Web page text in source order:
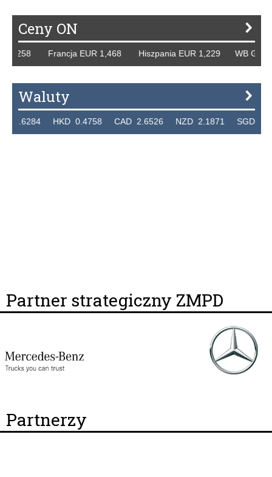
Ceny ON
Francja EUR 1,468 Hiszpania EUR 1,229 WB GBP
Waluty
HKD 0.4758 CAD 2.6526 NZD 2.1871 SGD
Partner strategiczny ZMPD
Partnerzy